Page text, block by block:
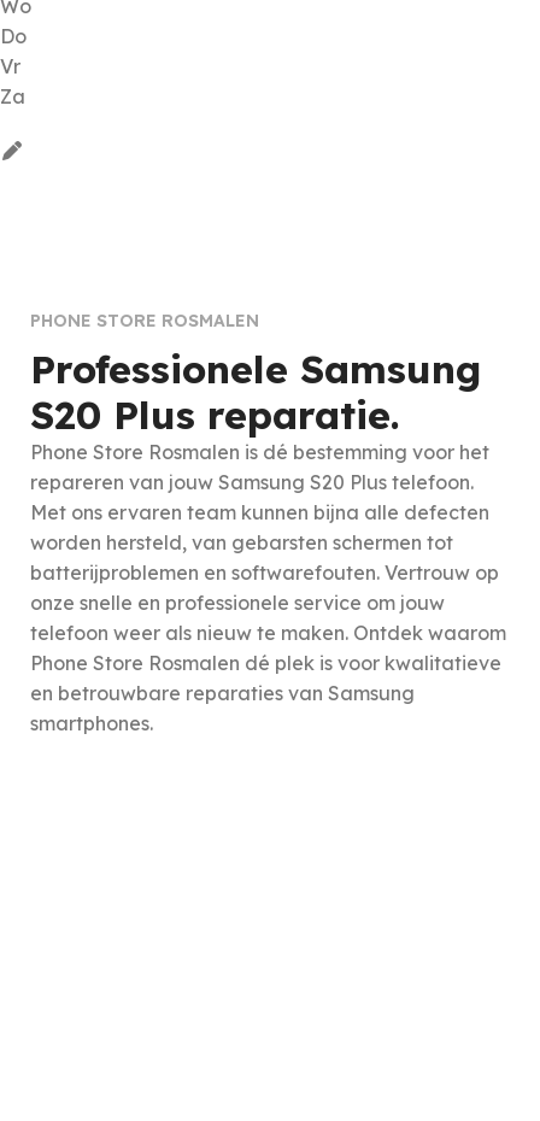
Wo
Do
Vr
Za
PHONE STORE ROSMALEN
Professionele Samsung
S20 Plus reparatie.
Phone Store Rosmalen is dé bestemming voor het
repareren van jouw Samsung S20 Plus telefoon.
Met ons ervaren team kunnen bijna alle defecten
worden hersteld, van gebarsten schermen tot
batterijproblemen en softwarefouten. Vertrouw op
onze snelle en professionele service om jouw
telefoon weer als nieuw te maken. Ontdek waarom
Phone Store Rosmalen dé plek is voor kwalitatieve
en betrouwbare reparaties van Samsung
smartphones.